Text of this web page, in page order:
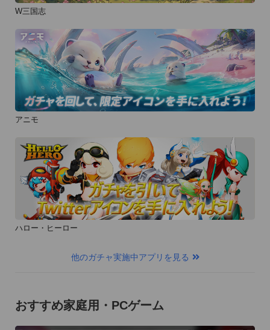
も、お気軽にお楽しみください！
※データ削除について
ダウンロードしたマンガのデータを削除したい場合には、対象
のマンガのページを開き、画面右上にあるゴミ箱ボタンから作
品データの削除が出来ます。
■著作権について
---------------------------------------------
本アプリは、著作権者様の正式な許諾を受け配信しておりま
す。
どうぞ、ご安心してお楽しみください。
W三国志
アニモ
ハロー・ヒーロー
他のガチャ実施中アプリを見る
おすすめ家庭用・PCゲーム